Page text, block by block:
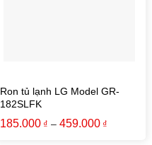
Ron tủ lạnh LG Model GR-
182SLFK
185.000 ₫ – 459.000 ₫